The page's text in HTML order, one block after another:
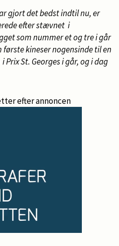
gjort det bedst indtil nu, er
efter stævnet i
som nummer et og tre i går
kineser nogensinde til en
Prix St. Georges i går, og i dag
efter annoncen